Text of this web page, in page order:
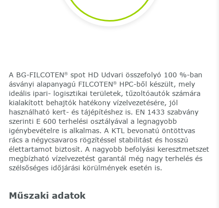
A BG-FILCOTEN®spot HD Udvari összefolyó 100 %-ban
ásványi alapanyagú FILCOTEN®HPC-ből készült, mely
ideális ipari- logisztikai területek, tűzoltóautók számára
kialakított behajtók hatékony vízelvezetésére, jól
használható kert- és tájépítéshez is. EN 1433 szabvány
szerinti E 600 terhelési osztályával a legnagyobb
igénybevételre is alkalmas. A KTL bevonatú öntöttvas
rács a négycsavaros rögzítéssel stabilitást és hosszú
élettartamot biztosít. A nagyobb befolyási keresztmetszet
megbízható vízelvezetést garantál még nagy terhelés és
szélsőséges időjárási körülmények esetén is.
Műszaki adatok